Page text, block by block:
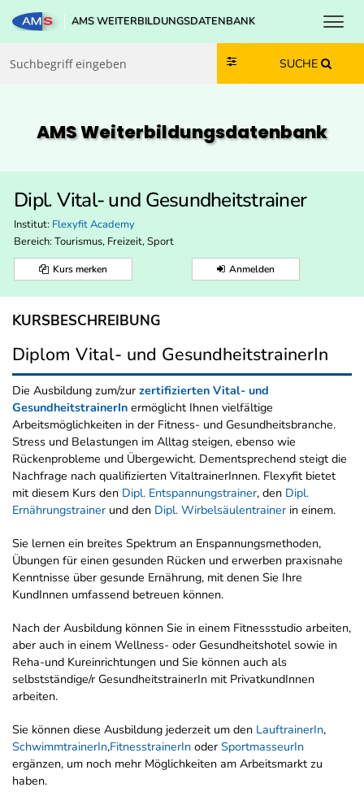
Zum Inhalt springen
Zum Navmenü springen
Zur Suche springen
Zur Footer springen
AMS WEITERBILDUNGSDATENBANK
SUCHE
AMS Weiterbildungs­datenbank
Dipl. Vital- und Gesundheitstrainer
Institut: Flexyfit Academy
Bereich: Tourismus, Freizeit, Sport
Kurs merken Anmelden
KURSBESCHREIBUNG
Diplom Vital- und GesundheitstrainerIn
Die Ausbildung zum/zur zertifizierten Vital- und
GesundheitstrainerIn ermöglicht Ihnen vielfältige
Arbeitsmöglichkeiten in der Fitness- und Gesundheitsbranche.
Stress und Belastungen im Alltag steigen, ebenso wie
Rückenprobleme und Übergewicht. Dementsprechend steigt die
Nachfrage nach qualifizierten VitaltrainerInnen. Flexyfit bietet
mit diesem Kurs den Dipl. Entspannungstrainer, den Dipl.
Ernährungstrainer und den Dipl. Wirbelsäulentrainer in einem.
Sie lernen ein breites Spektrum an Enspannungsmethoden,
Übungen für einen gesunden Rücken und erwerben praxisnahe
Kenntnisse über gesunde Ernährung, mit denen Sie Ihre
KundInnen umfassend betreuen können.
Nach der Ausbildung können Sie in einem Fitnessstudio arbeiten,
aber auch in einem Wellness- oder Gesundheitshotel sowie in
Reha-und Kureinrichtungen und Sie können auch als
selbstständige/r GesundheitstrainerIn mit PrivatkundInnen
arbeiten.
Sie können diese Ausbildung jederzeit um den LauftrainerIn,
SchwimmtrainerIn,FitnesstrainerIn oder SportmasseurIn
ergänzen, um noch mehr Möglichkeiten am Arbeitsmarkt zu
haben.